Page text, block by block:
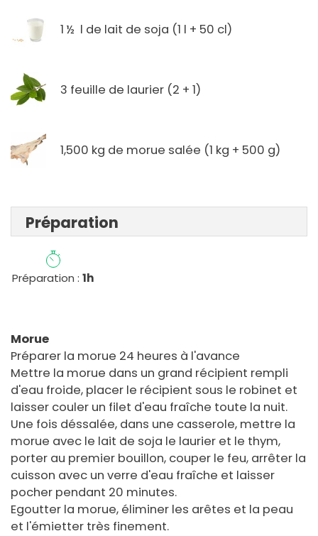
1 ½ l de lait de soja (1 l + 50 cl)
3 feuille de laurier (2 + 1)
1,500 kg de morue salée (1 kg + 500 g)
Préparation
Préparation :1h
Morue
Préparer la morue 24 heures à l'avance
Mettre la morue dans un grand récipient rempli
d'eau froide, placer le récipient sous le robinet et
laisser couler un filet d'eau fraîche toute la nuit.
Une fois déssalée, dans une casserole, mettre la
morue avec le lait de soja le laurier et le thym,
porter au premier bouillon, couper le feu, arrêter la
cuisson avec un verre d'eau fraîche et laisser
pocher pendant 20 minutes.
Egoutter la morue, éliminer les arêtes et la peau
et l'émietter très finement.